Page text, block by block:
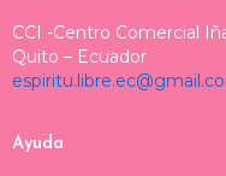
t
a
g
a
t
o
k
e
d
CCI -Centro Comercial
Quito – Ecuador
Ayuda